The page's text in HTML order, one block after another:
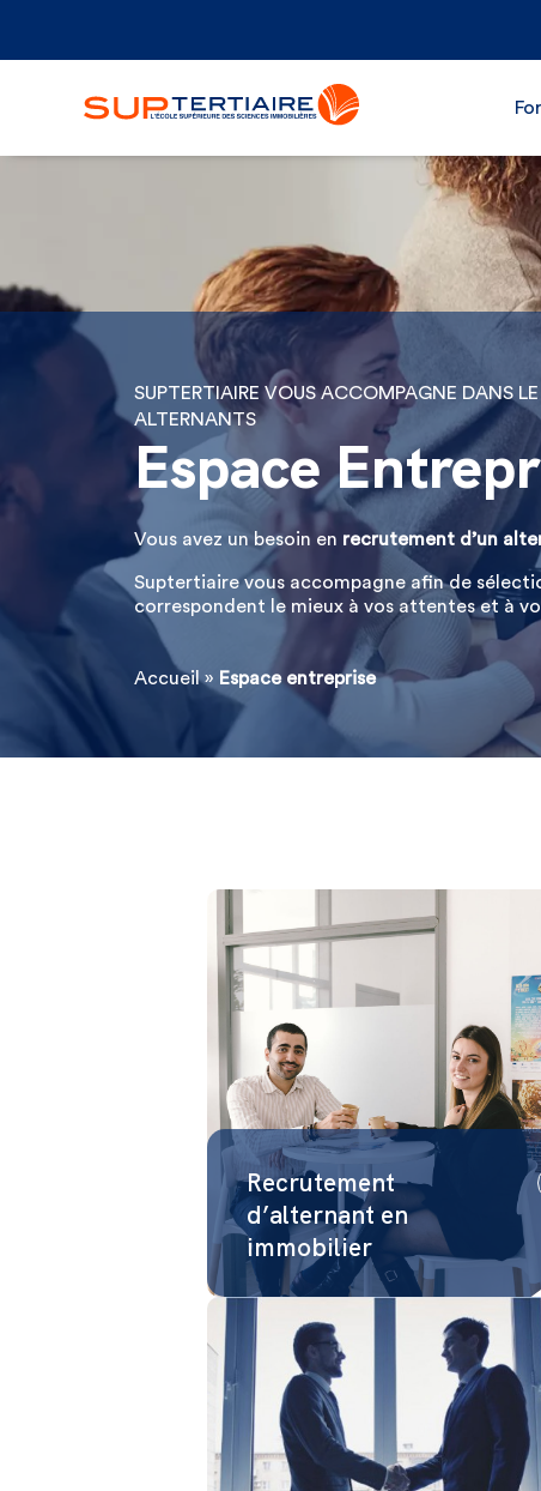
SUPTERTIAIRE VOUS ACCOMPAGNE DANS
ALTERNANTS
Espace
Vous avez un besoin en recrutement d’un
Suptertiaire vous accompagne afin de
correspondent le mieux à vos attentes et à
Accueil» Espace entreprise
Recrutement
d’alternant en
immobilier